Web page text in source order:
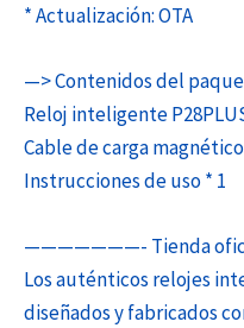
* Actualización: OTA
—> Contenidos del
Reloj inteligente
Cable de carga
Instrucciones de uso * 1
———————- Tienda
Los auténticos relojes
diseñados y fabricados